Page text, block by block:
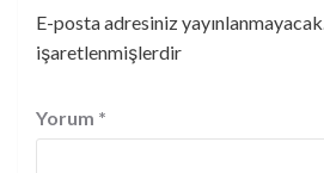
E-posta adresiniz yayınlanmayacak.
işaretlenmişlerdir
Yorum *